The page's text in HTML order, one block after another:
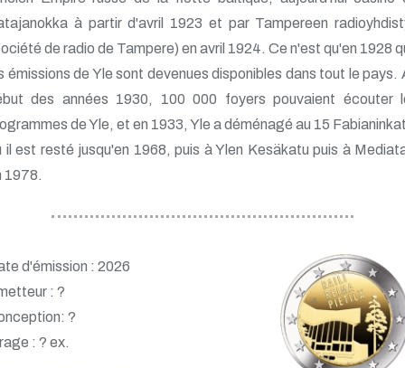
à partir d'avril 1923 et par Tampereen
de radio de Tampere) en avril 1924. Ce n'est qu'en 1928
émissions de Yle sont devenues disponibles dans tout le pays.
des années 1930, 100 000 foyers pouvaient écouter
de Yle, et en 1933, Yle a déménagé au 15
il est resté jusqu'en 1968, puis à Ylen Kesäkatu puis à
1978.
d'émission : 2026
: ?
?
: ? ex.